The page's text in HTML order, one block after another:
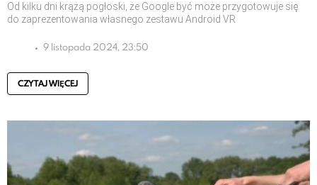
Od kilku dni krążą pogłoski, że Google być może przygotowuje się
do zaprezentowania własnego zestawu Android VR
9 listopada 2024, 23:50
CZYTAJ WIĘCEJ